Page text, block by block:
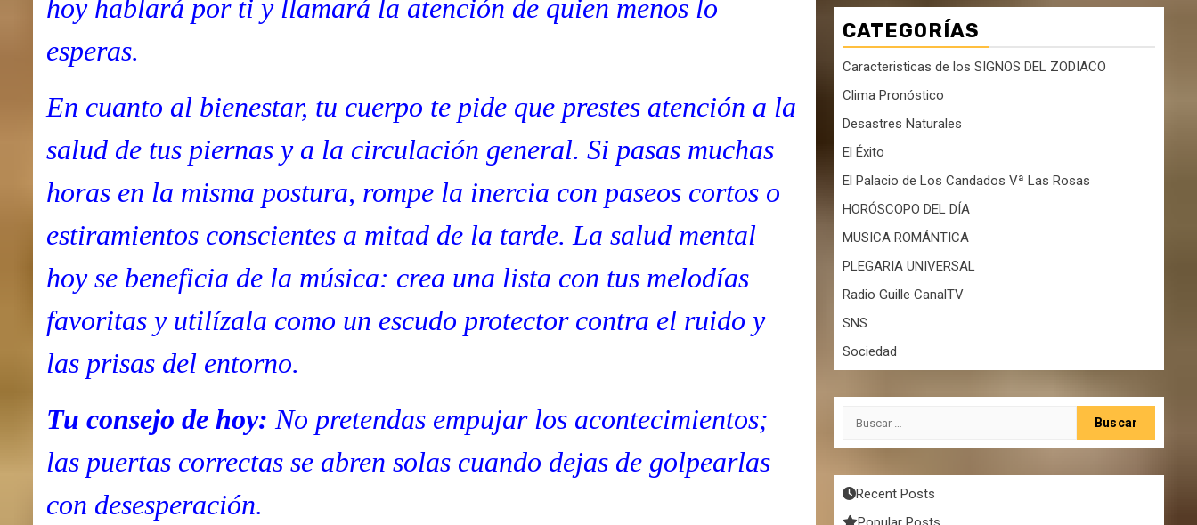
hoy hablará por ti y llamará la atención de quien menos lo
esperas.
En cuanto al bienestar, tu cuerpo te pide que prestes atención a la
salud de tus piernas y a la circulación general. Si pasas muchas
horas en la misma postura, rompe la inercia con paseos cortos o
estiramientos conscientes a mitad de la tarde. La salud mental
hoy se beneficia de la música: crea una lista con tus melodías
favoritas y utilízala como un escudo protector contra el ruido y
las prisas del entorno.
Tu consejo de hoy: No pretendas empujar los acontecimientos;
las puertas correctas se abren solas cuando dejas de golpearlas
con desesperación.
CATEGORÍAS
Caracteristicas de los SIGNOS DEL ZODIACO
Clima Pronóstico
Desastres Naturales
El Éxito
El Palacio de Los Candados Vª Las Rosas
HORÓSCOPO DEL DÍA
MUSICA ROMÁNTICA
PLEGARIA UNIVERSAL
Radio Guille CanalTV
SNS
Sociedad
Buscar:
Recent Posts